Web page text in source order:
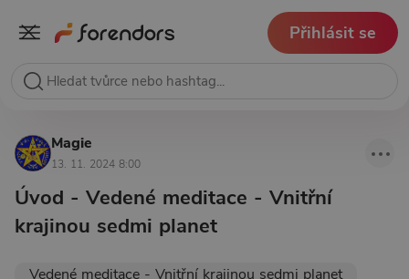
Přihlásit se
Magie
13. 11. 2024 8:00
Úvod - Vedené meditace - Vnitřní
krajinou sedmi planet
Vedené meditace - Vnitřní krajinou sedmi planet